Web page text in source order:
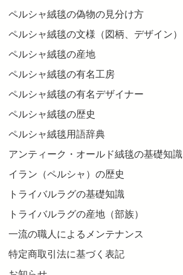
ペルシャ絨毯の偽物の見分け方
ペルシャ絨毯の文様（図柄、デザイン）
ペルシャ絨毯の産地
ペルシャ絨毯の有名工房
ペルシャ絨毯の有名デザイナー
ペルシャ絨毯の歴史
ペルシャ絨毯用語辞典
アンティーク・オールド絨毯の基礎知識
イラン（ペルシャ）の歴史
トライバルラグの基礎知識
トライバルラグの産地（部族）
一流の職人によるメンテナンス
特定商取引法に基づく表記